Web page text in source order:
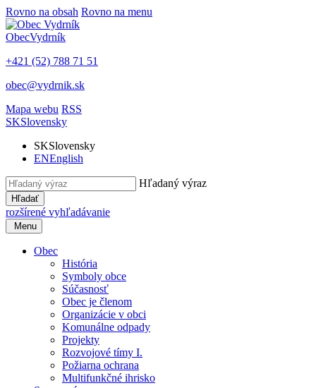
Rovno na obsah Rovno na menu
ObecVydrník
+421 (52) 788 71 51
obec@vydrnik.sk
Mapa webu RSS
SKSlovensky
SKSlovensky
ENEnglish
Hľadaný výraz
Hľadať
rozšírené vyhľadávanie
Menu
Obec
História
Symboly obce
Súčasnosť
Obec je členom
Organizácie v obci
Komunálne odpady
Projekty
Rozvojové tímy I.
Požiarna ochrana
Multifunkčné ihrisko